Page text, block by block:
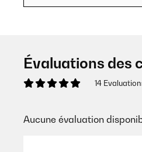
Évaluations des
14
Aucune évaluation